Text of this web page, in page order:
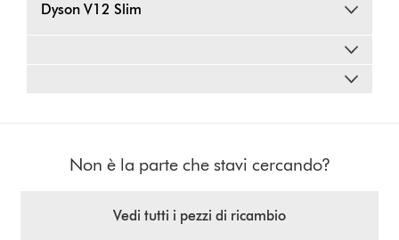
Dyson V12 Slim
Non è la parte che stavi cercando?
Vedi tutti i pezzi di ricambio